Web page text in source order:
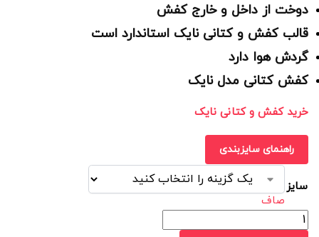
دوخت از داخل و خارج کفش
قالب کفش و کتانی نایک استاندارد است
گردش هوا دارد
کفش کتانی مدل نایک
خرید کفش و کتانی نایک
راهنمای سایزبندی
سایز
صاف